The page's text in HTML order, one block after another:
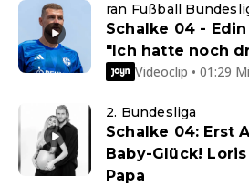
ran Fußball
Schalke 04 -
"Ich hatte noch
Videoclip • 01:29
2. Bundesliga
Schalke 04: Erst
Baby-Glück!
Papa